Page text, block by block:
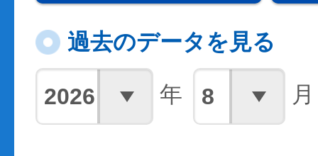
過去のデータを見る
年 月